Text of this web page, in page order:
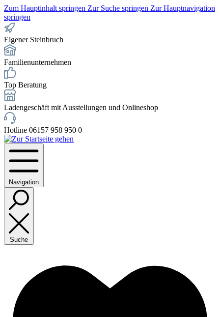
Zum Hauptinhalt springen Zur Suche springen Zur Hauptnavigation
springen
Eigener Steinbruch
Familienunternehmen
Top Beratung
Ladengeschäft mit Ausstellungen und Onlineshop
Hotline 06157 958 950 0
Navigation
Suche